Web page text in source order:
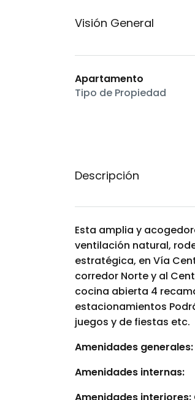
Visión General
Apartamento
Tipo de Propiedad
Descripción
Esta amplia y
ventilación natural,
estratégica, en Vía
corredor Norte y al
cocina abierta 4
estacionamientos
juegos y de fiestas etc.
Amenidades generales:
Amenidades internas: